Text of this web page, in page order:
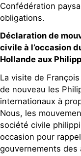
Confédération
obligations.
Déclaration de
civile à l’occasion
Hollande aux
La visite de
de nouveau les
internationaux à
Nous, les
société civile
occasion pour
gouvernements des